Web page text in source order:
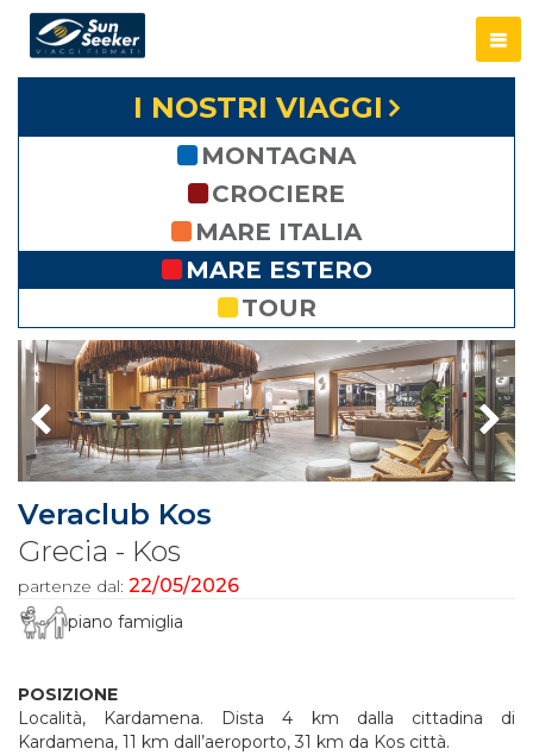
I NOSTRI VIAGGI
MONTAGNA
CROCIERE
MARE ITALIA
MARE ESTERO
TOUR
Veraclub Kos
Grecia - Kos
partenze dal: 22/05/2026
piano famiglia
POSIZIONE
Località, Kardamena. Dista 4 km dalla cittadina di
Kardamena, 11 km dall’aeroporto, 31 km da Kos città.